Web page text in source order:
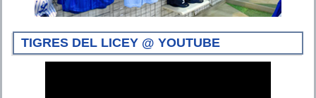
TIGRES DEL LICEY @ YOUTUBE